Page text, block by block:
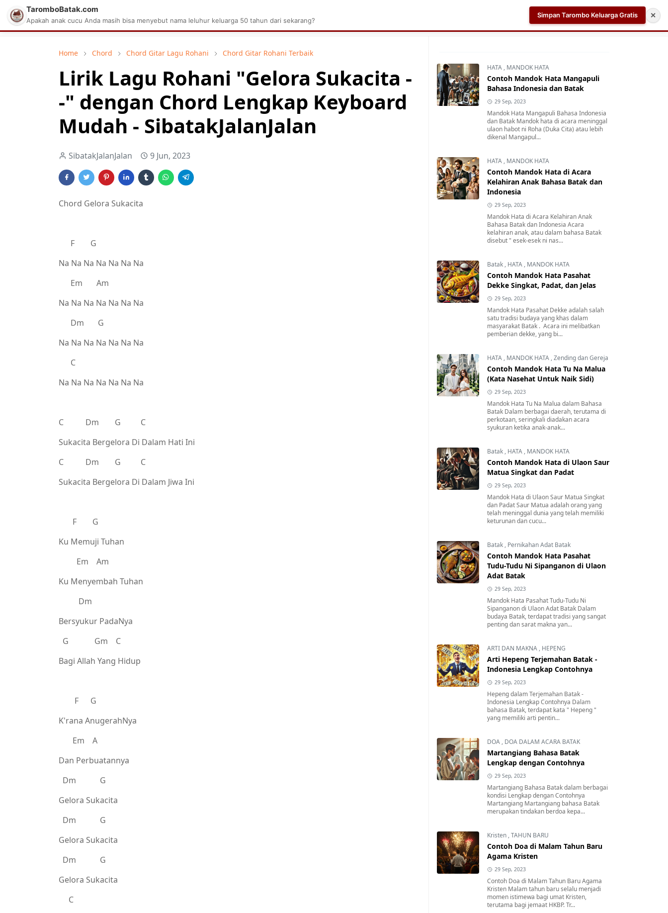
Matius Celcius Sinaga Aplikasi Pabrik Kelapa Sawit Tarombo Batak Aplikasi AI Teleprompter dan Pembuat Skrip Video
Home Chord Chord Gitar Lagu Rohani Chord Gitar Rohani Terbaik
Lirik Lagu Rohani "Gelora Sukacita -
-" dengan Chord Lengkap Keyboard
Mudah - SibatakJalanJalan
SibatakJalanJalan 9 Jun, 2023
Chord Gelora Sukacita
F G
Na Na Na Na Na Na Na
Em Am
Na Na Na Na Na Na Na
Dm G
Na Na Na Na Na Na Na
C
Na Na Na Na Na Na Na
C Dm G C
Sukacita Bergelora Di Dalam Hati Ini
C Dm G C
Sukacita Bergelora Di Dalam Jiwa Ini
F G
Ku Memuji Tuhan
Em Am
Ku Menyembah Tuhan
Dm
Bersyukur PadaNya
G Gm C
Bagi Allah Yang Hidup
F G
K'rana AnugerahNya
Em A
Dan Perbuatannya
Dm G
Gelora Sukacita
Dm G
Gelora Sukacita
Dm G
Gelora Sukacita
C
HATA , MANDOK HATA
Contoh Mandok Hata Mangapuli
Bahasa Indonesia dan Batak
29 Sep, 2023
Mandok Hata Mangapuli Bahasa Indonesia
dan Batak Mandok hata di acara meninggal
ulaon habot ni Roha (Duka Cita) atau lebih
dikenal Mangapul...
HATA , MANDOK HATA
Contoh Mandok Hata di Acara
Kelahiran Anak Bahasa Batak dan
Indonesia
29 Sep, 2023
Mandok Hata di Acara Kelahiran Anak
Bahasa Batak dan Indonesia Acara
kelahiran anak, atau dalam bahasa Batak
disebut " esek-esek ni nas...
Batak , HATA , MANDOK HATA
Contoh Mandok Hata Pasahat
Dekke Singkat, Padat, dan Jelas
29 Sep, 2023
Mandok Hata Pasahat Dekke adalah salah
satu tradisi budaya yang khas dalam
masyarakat Batak . Acara ini melibatkan
pemberian dekke, yang bi...
HATA , MANDOK HATA ,Zending dan Gereja
Contoh Mandok Hata Tu Na Malua
(Kata Nasehat Untuk Naik Sidi)
29 Sep, 2023
Mandok Hata Tu Na Malua dalam Bahasa
Batak Dalam berbagai daerah, terutama di
perkotaan, seringkali diadakan acara
syukuran ketika anak-anak...
Batak , HATA , MANDOK HATA
Contoh Mandok Hata di Ulaon Saur
Matua Singkat dan Padat
29 Sep, 2023
Mandok Hata di Ulaon Saur Matua Singkat
dan Padat Saur Matua adalah orang yang
telah meninggal dunia yang telah memiliki
keturunan dan cucu...
Batak , Pernikahan Adat Batak
Contoh Mandok Hata Pasahat
Tudu-Tudu Ni Sipanganon di Ulaon
Adat Batak
29 Sep, 2023
Mandok Hata Pasahat Tudu-Tudu Ni
Sipanganon di Ulaon Adat Batak Dalam
budaya Batak, terdapat tradisi yang sangat
penting dan sarat makna yan...
ARTI DAN MAKNA , HEPENG
Arti Hepeng Terjemahan Batak -
Indonesia Lengkap Contohnya
29 Sep, 2023
Hepeng dalam Terjemahan Batak -
Indonesia Lengkap Contohnya Dalam
bahasa Batak, terdapat kata " Hepeng "
yang memiliki arti pentin...
DOA , DOA DALAM ACARA BATAK
Martangiang Bahasa Batak
Lengkap dengan Contohnya
29 Sep, 2023
Martangiang Bahasa Batak dalam berbagai
kondisi Lengkap dengan Contohnya
Martangiang Martangiang bahasa Batak
merupakan tindakan berdoa kepa...
Kristen ,TAHUN BARU
Contoh Doa di Malam Tahun Baru
Agama Kristen
29 Sep, 2023
Contoh Doa di Malam Tahun Baru Agama
Kristen Malam tahun baru selalu menjadi
momen istimewa bagi umat Kristen,
terutama bagi jemaat HKBP. Tr...
TaromboBatak.com
Apakah anak cucu Anda masih bisa menyebut nama leluhur keluarga 50 tahun dari sekarang?
Simpan Tarombo Keluarga Gratis ✕